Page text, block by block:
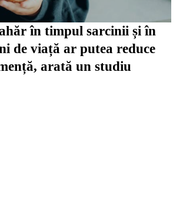
în timpul sarcinii și în
de viață ar putea reduce
arată un studiu